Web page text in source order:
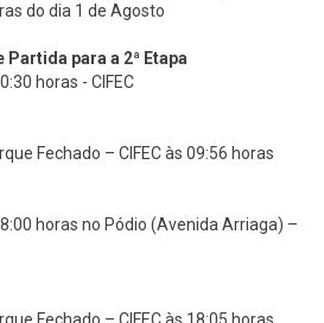
do dia 1 de Agosto
para a 2ª Etapa
horas - CIFEC
Fechado – CIFEC às 09:56 horas
horas no Pódio (Avenida Arriaga) –